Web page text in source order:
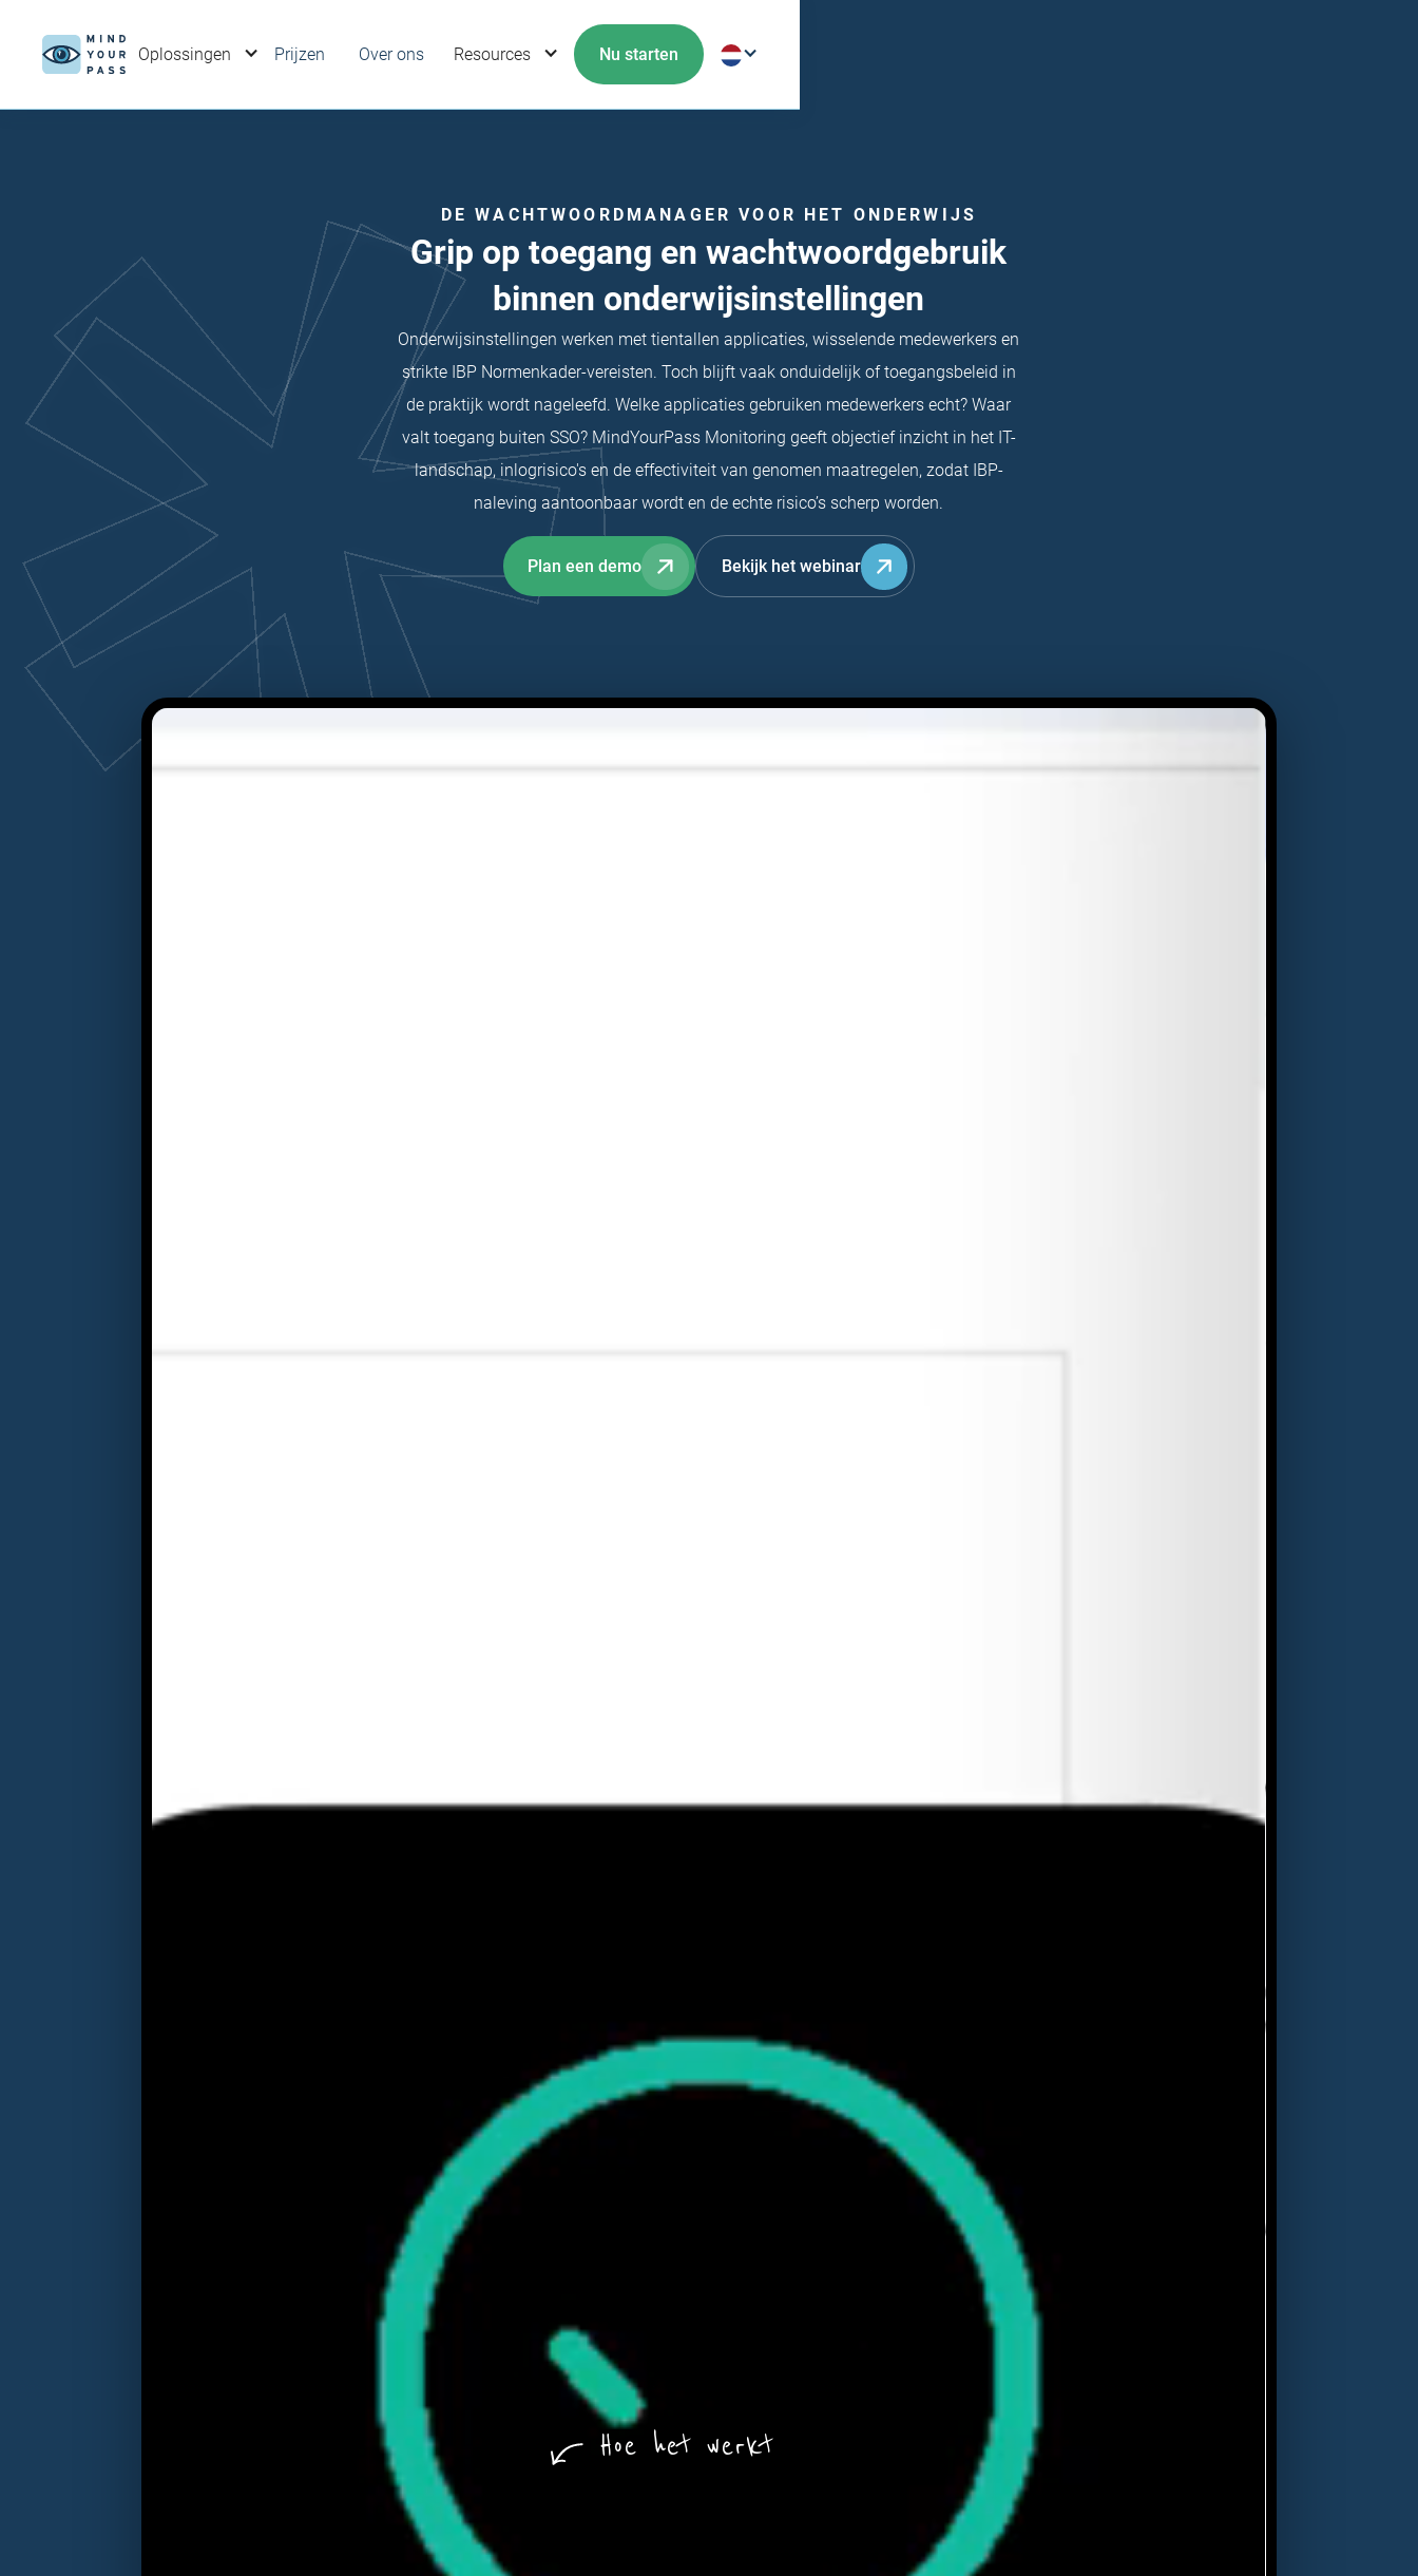
Oplossingen Prijzen Over ons Resources Nu starten
DE WACHTWOORDMANAGER VOOR HET ONDERWIJS
Grip op toegang en wachtwoordgebruik
binnen onderwijsinstellingen
Onderwijsinstellingen werken met tientallen applicaties, wisselende medewerkers en
strikte IBP Normenkader-vereisten. Toch blijft vaak onduidelijk of toegangsbeleid in
de praktijk wordt nageleefd. Welke applicaties gebruiken medewerkers echt? Waar
valt toegang buiten SSO? MindYourPass Monitoring geeft objectief inzicht in het IT-
landschap, inlogrisico's en de effectiviteit van genomen maatregelen, zodat IBP-
naleving aantoonbaar wordt en de echte risico’s scherp worden.
Plan een demo Bekijk het webinar
X Hoe het werkt